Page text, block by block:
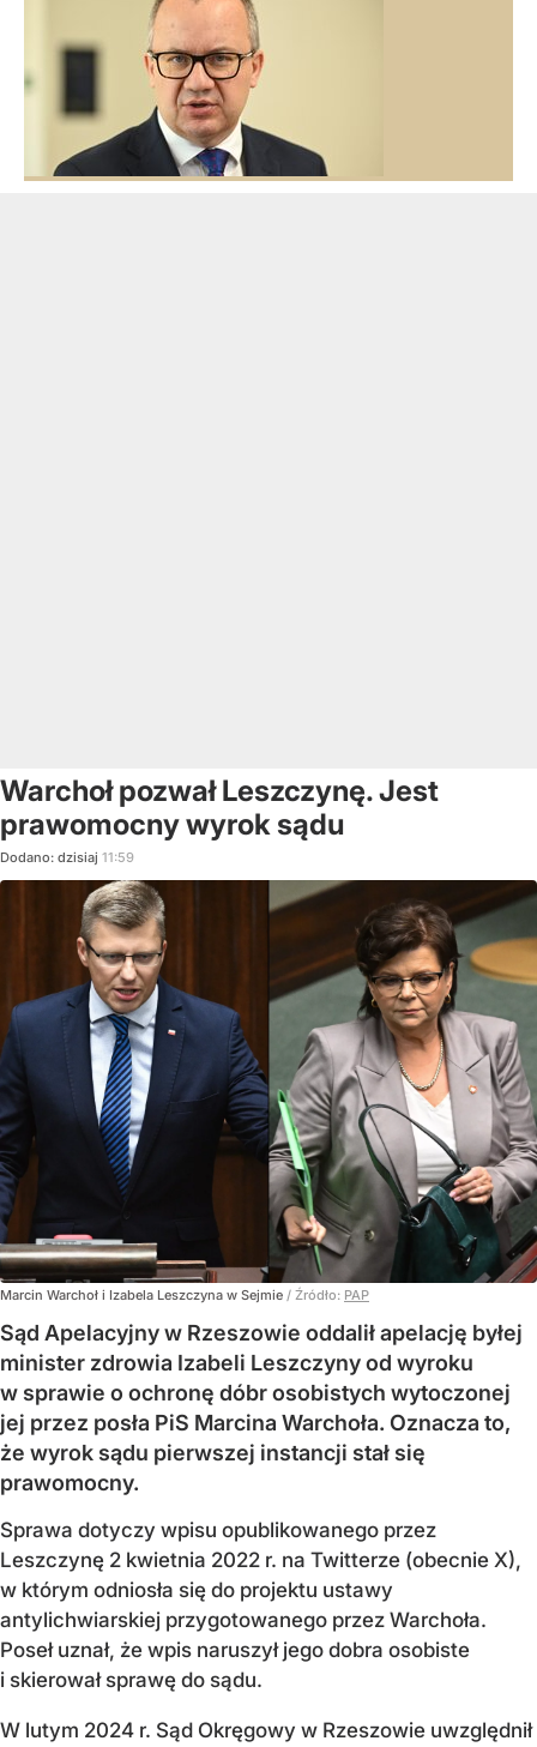
Warchoł pozwał Leszczynę. Jest
prawomocny wyrok sądu
Dodano: dzisiaj 11:59
Marcin Warchoł i Izabela Leszczyna w Sejmie / Źródło: PAP
Sąd Apelacyjny w Rzeszowie oddalił apelację byłej
minister zdrowia Izabeli Leszczyny od wyroku
w sprawie o ochronę dóbr osobistych wytoczonej
jej przez posła PiS Marcina Warchoła. Oznacza to,
że wyrok sądu pierwszej instancji stał się
prawomocny.
Sprawa dotyczy wpisu opublikowanego przez
Leszczynę 2 kwietnia 2022 r. na Twitterze (obecnie X),
w którym odniosła się do projektu ustawy
antylichwiarskiej przygotowanego przez Warchoła.
Poseł uznał, że wpis naruszył jego dobra osobiste
i skierował sprawę do sądu.
W lutym 2024 r. Sąd Okręgowy w Rzeszowie uwzględnił